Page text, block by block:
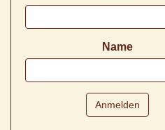
Name